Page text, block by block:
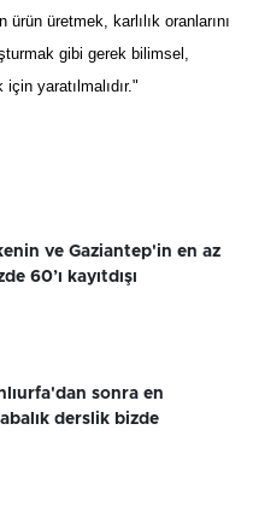
üretmek, karlılık oranlarını
gibi gerek bilimsel,
yaratılmalıdır."
ve Gaziantep'in en az
60’ı kayıtdışı
sonra en
derslik bizde